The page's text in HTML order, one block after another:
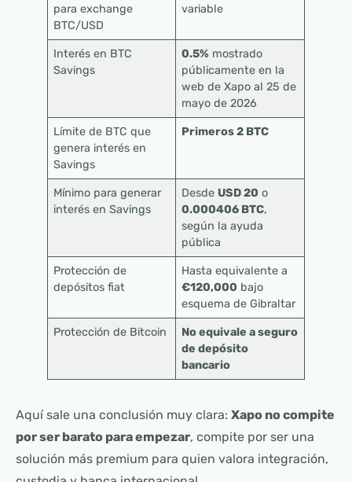
para exchange
BTC/USD
variable
Interés en BTC
Savings
0.5% mostrado
públicamente en la
web de Xapo al 25 de
mayo de 2026
Límite de BTC que
genera interés en
Savings
Primeros 2 BTC
Mínimo para generar
interés en Savings
Desde USD 20 o
0.000406 BTC,
según la ayuda
pública
Protección de
depósitos fiat
Hasta equivalente a
€120,000 bajo
esquema de Gibraltar
Protección de Bitcoin
No equivale a seguro
de depósito
bancario
Aquí sale una conclusión muy clara: Xapo no compite
por ser barato para empezar, compite por ser una
solución más premium para quien valora integración,